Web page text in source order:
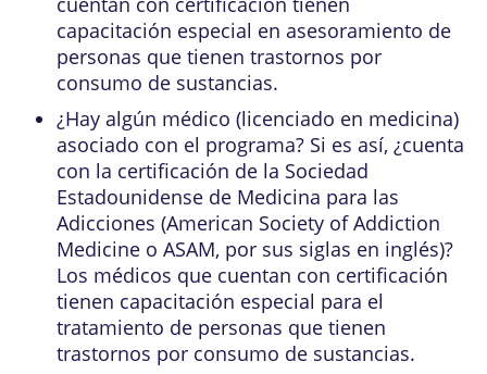
capacitación especial en asesoramiento de
personas que tienen trastornos por
consumo de sustancias.
¿Hay algún médico (licenciado en medicina)
asociado con el programa? Si es así, ¿cuenta
con la certificación de la Sociedad
Estadounidense de Medicina para las
Adicciones (American Society of Addiction
Medicine o ASAM, por sus siglas en inglés)?
Los médicos que cuentan con certificación
tienen capacitación especial para el
tratamiento de personas que tienen
trastornos por consumo de sustancias.